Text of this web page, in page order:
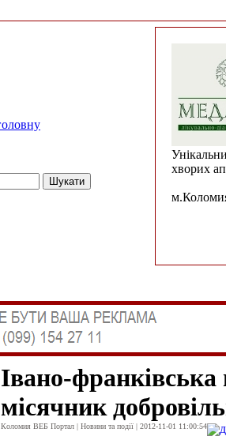
хворих
Івано-франківська
місячник
Коломия ВЕБ Портал | Новини та події | 2012-11-01 11:00:54